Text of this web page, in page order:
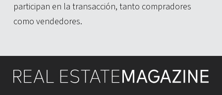
participan en la transacción, tanto compradores
como vendedores.